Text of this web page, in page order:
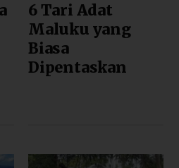
6 Tari Adat
Maluku yang
Biasa
Dipentaskan